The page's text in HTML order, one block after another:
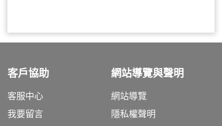
客戶協助
客服中心
我要留言
網站導覽與聲明
網站導覽
隱私權聲明